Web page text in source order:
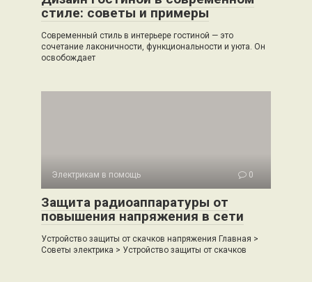
стиле: советы и примеры
Современный стиль в интерьере гостиной — это
сочетание лаконичности, функциональности и уюта. Он
освобождает
Электрикам в помощь 0
Защита радиоаппаратуры от
повышения напряжения в сети
Устройство защиты от скачков напряжения Главная >
Советы электрика > Устройство защиты от скачков